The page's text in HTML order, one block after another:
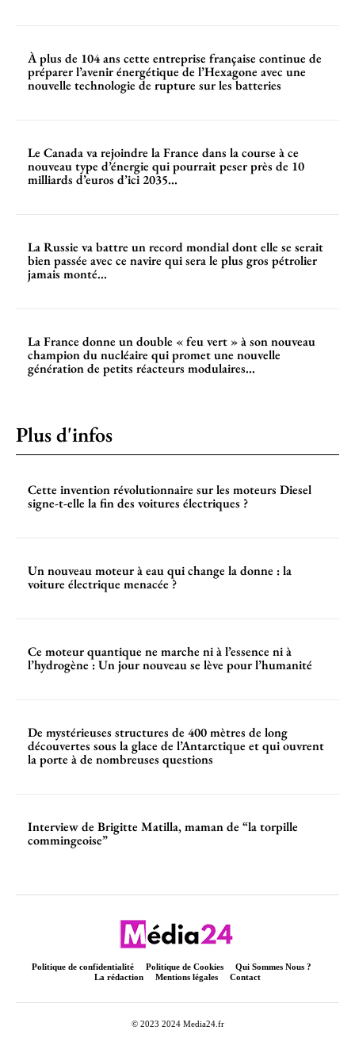
À plus de 104 ans cette entreprise française continue de
préparer l’avenir énergétique de l’Hexagone avec une
nouvelle technologie de rupture sur les batteries
Le Canada va rejoindre la France dans la course à ce
nouveau type d’énergie qui pourrait peser près de 10
milliards d’euros d’ici 2035...
La Russie va battre un record mondial dont elle se serait
bien passée avec ce navire qui sera le plus gros pétrolier
jamais monté...
La France donne un double « feu vert » à son nouveau
champion du nucléaire qui promet une nouvelle
génération de petits réacteurs modulaires...
Plus d'infos
Cette invention révolutionnaire sur les moteurs Diesel
signe-t-elle la fin des voitures électriques ?
Un nouveau moteur à eau qui change la donne : la
voiture électrique menacée ?
Ce moteur quantique ne marche ni à l’essence ni à
l’hydrogène : Un jour nouveau se lève pour l’humanité
De mystérieuses structures de 400 mètres de long
découvertes sous la glace de l’Antarctique et qui ouvrent
la porte à de nombreuses questions
Interview de Brigitte Matilla, maman de “la torpille
commingeoise”
Politique de confidentialité Politique de Cookies
Qui Sommes Nous ?
La rédaction
Mentions légales Contact
© 2023 2024 Media24.fr